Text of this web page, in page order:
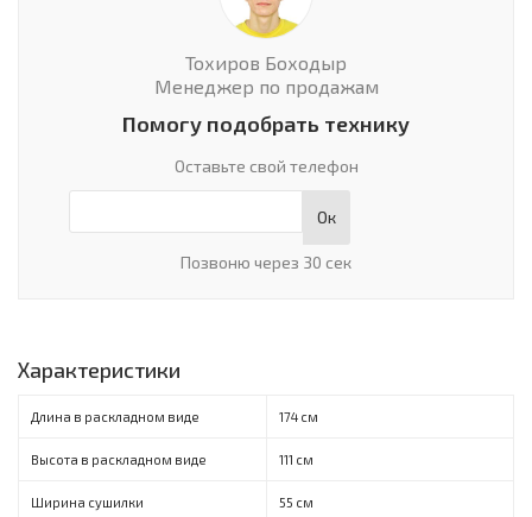
Тохиров Боходыр
Менеджер по продажам
Помогу подобрать технику
Оставьте свой телефон
Ок
Позвоню через 30 сек
Характеристики
Длина в раскладном виде 174 см
Высота в раскладном виде 111 см
Ширина сушилки 55 см